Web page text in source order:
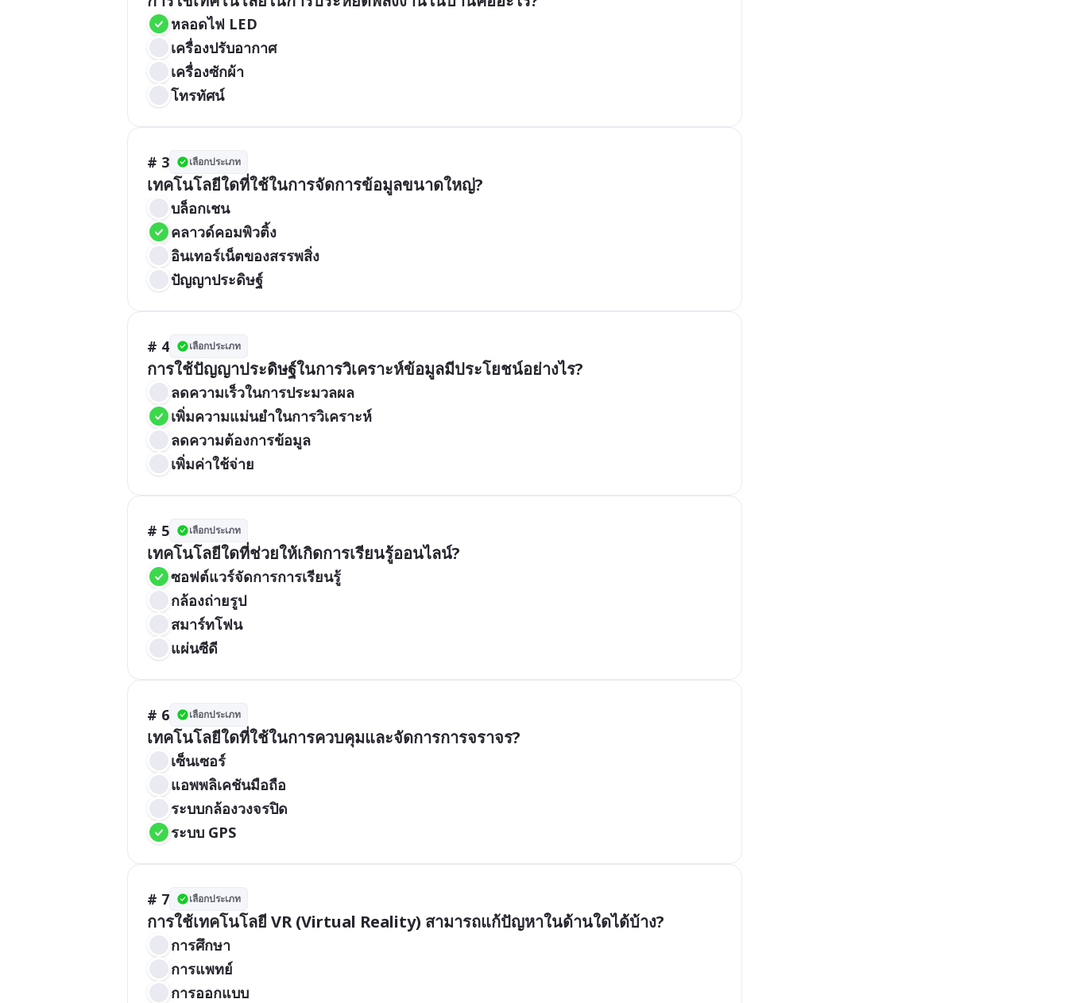
หลอดไฟ LED
เครื่องปรับอากาศ
เครื่องซักผ้า
โทรทัศน์
# 3 เลือกประเภท
เทคโนโลยีใดที่ใช้ในการจัดการข้อมูลขนาดใหญ่?
บล็อกเชน
คลาวด์คอมพิวติ้ง
อินเทอร์เน็ตของสรรพสิ่ง
ปัญญาประดิษฐ์
# 4 เลือกประเภท
การใช้ปัญญาประดิษฐ์ในการวิเคราะห์ข้อมูลมีประโยชน์อย่างไร?
ลดความเร็วในการประมวลผล
เพิ่มความแม่นยำในการวิเคราะห์
ลดความต้องการข้อมูล
เพิ่มค่าใช้จ่าย
# 5 เลือกประเภท
เทคโนโลยีใดที่ช่วยให้เกิดการเรียนรู้ออนไลน์?
ซอฟต์แวร์จัดการการเรียนรู้
กล้องถ่ายรูป
สมาร์ทโฟน
แผ่นซีดี
# 6 เลือกประเภท
เทคโนโลยีใดที่ใช้ในการควบคุมและจัดการการจราจร?
เซ็นเซอร์
แอพพลิเคชันมือถือ
ระบบกล้องวงจรปิด
ระบบ GPS
# 7 เลือกประเภท
การใช้เทคโนโลยี VR (Virtual Reality) สามารถแก้ปัญหาในด้านใดได้บ้าง?
การศึกษา
การแพทย์
การออกแบบ